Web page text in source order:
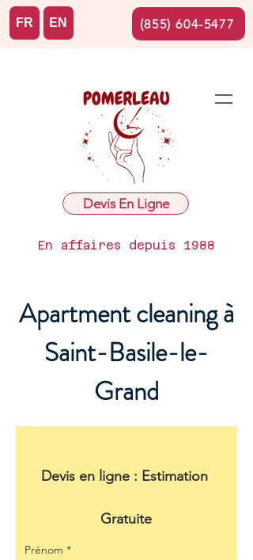
Devis En Ligne
En affaires depuis 1988
FR EN (855) 604-5477
Apartment cleaning à
Saint-Basile-le-
Grand
Devis en ligne : Estimation
Gratuite
Prénom *